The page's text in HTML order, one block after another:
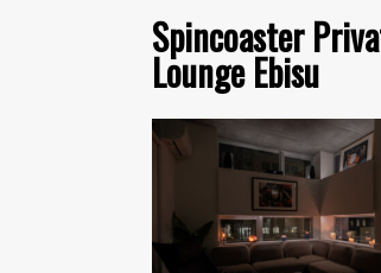
Spincoaster
Lounge Ebisu